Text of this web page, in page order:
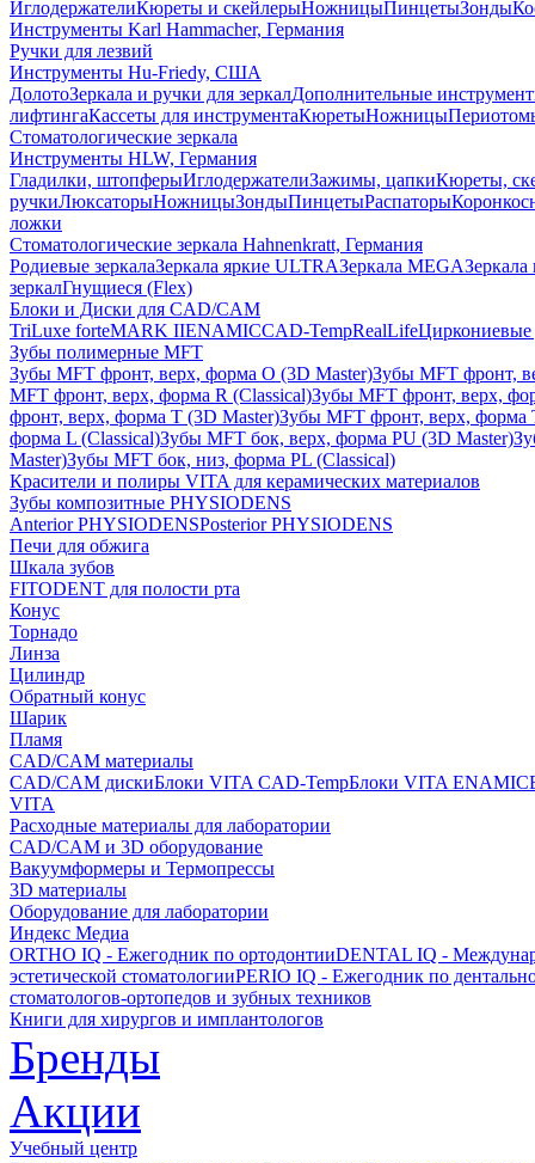
ИглодержателиКюреты и скейлерыНожницыПинцетыЗонды
Инструменты Karl Hammacher, Германия
Ручки для лезвий
Инструменты Hu-Friedy, США
ДолотоЗеркала и ручки для зеркалДополнительные
лифтингаКассеты для инструментаКюретыНожницы
Стоматологические зеркала
Инструменты HLW, Германия
Гладилки, штопферыИглодержателиЗажимы, цапкиКюреты,
ручкиЛюксаторыНожницыЗондыПинцетыРаспаторы
ложки
Стоматологические зеркала Hahnenkratt, Германия
Родиевые зеркалаЗеркала яркие ULTRAЗеркала MEGAЗеркала
зеркалГнущиеся (Flex)
Блоки и Диски для CAD/CAM
TriLuxe forteMARK IIENAMICCAD-TempRealLifeЦиркониевые
Зубы полимерные MFT
Зубы MFT фронт, верх, форма O (3D Master)Зубы MFT фронт,
MFT фронт, верх, форма R (Classical)Зубы MFT фронт, верх,
фронт, верх, форма T (3D Master)Зубы MFT фронт, верх, форма
форма L (Classical)Зубы MFT бок, верх, форма PU (3D Master)
Master)Зубы MFT бок, низ, форма PL (Classical)
Красители и полиры VITA для керамических материалов
Зубы композитные PHYSIODENS
Anterior PHYSIODENSPosterior PHYSIODENS
Печи для обжига
Шкала зубов
FITODENT для полости рта
Конус
Торнадо
Линза
Цилиндр
Обратный конус
Шарик
Пламя
CAD/CAM материалы
CAD/CAM дискиБлоки VITA CAD-TempБлоки VITA ENAMIC
VITA
Расходные материалы для лаборатории
CAD/CAM и 3D оборудование
Вакуумформеры и Термопрессы
3D материалы
Оборудование для лаборатории
Индекс Медиа
ORTHO IQ - Ежегодник по ортодонтииDENTAL IQ -
эстетической стоматологииPERIO IQ - Ежегодник по
стоматологов-ортопедов и зубных техников
Книги для хирургов и имплантологов
Бренды
Акции
Учебный центр